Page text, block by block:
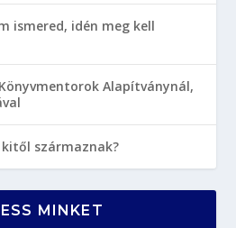
ismered, idén meg kell
Alapítványnál,
származnak?
MINKET